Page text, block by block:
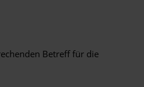
Betreff für die